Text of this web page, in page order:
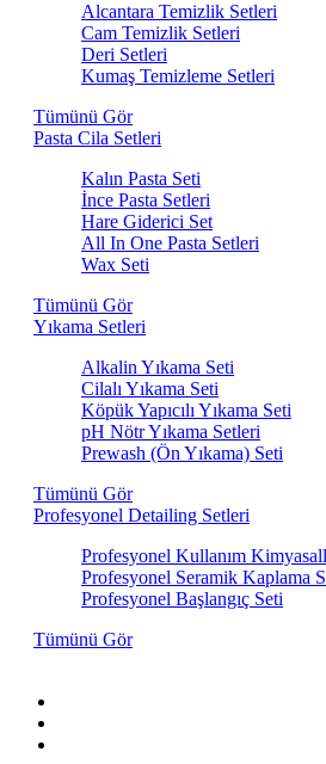
Alcantara Temizlik Setleri
Cam Temizlik Setleri
Deri Setleri
Kumaş Temizleme Setleri
Tümünü Gör
Pasta Cila Setleri
Kalın Pasta Seti
İnce Pasta Setleri
Hare Giderici Set
All In One Pasta Setleri
Wax Seti
Tümünü Gör
Yıkama Setleri
Alkalin Yıkama Seti
Cilalı Yıkama Seti
Köpük Yapıcılı Yıkama Seti
pH Nötr Yıkama Setleri
Prewash (Ön Yıkama) Seti
Tümünü Gör
Profesyonel Detailing Setleri
Profesyonel Kullanım
Profesyonel Seramik Kaplama
Profesyonel Başlangıç Seti
Tümünü Gör